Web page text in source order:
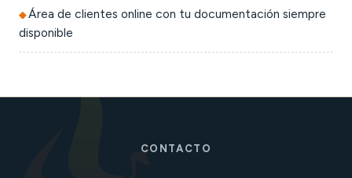
Área de clientes online con tu documentación siempre
disponible
CONTACTO